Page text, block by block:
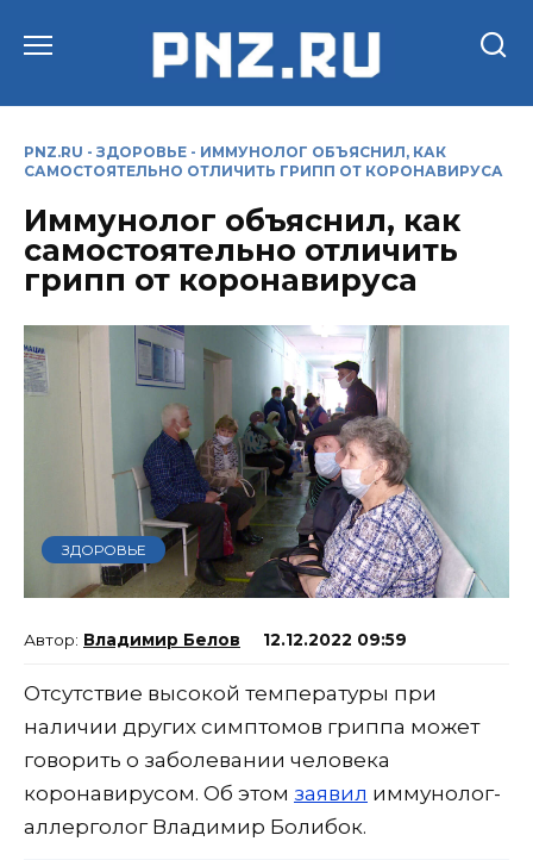
PNZ.RU - ЗДОРОВЬЕ - ИММУНОЛОГ ОБЪЯСНИЛ, КАК
САМОСТОЯТЕЛЬНО ОТЛИЧИТЬ ГРИПП ОТ КОРОНАВИРУСА
Иммунолог объяснил, как
самостоятельно отличить
грипп от коронавируса
ЗДОРОВЬЕ
Владимир Белов 12.12.2022 09:59
Отсутствие высокой температуры при
наличии других симптомов гриппа может
говорить о заболевании человека
коронавирусом. Об этом заявил иммунолог-
аллерголог Владимир Болибок.